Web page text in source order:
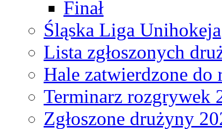
Finał
Śląska Liga Unihokeja
Lista zgłoszonych
Hale zatwierdzone do
Terminarz rozgrywek
Zgłoszone drużyny